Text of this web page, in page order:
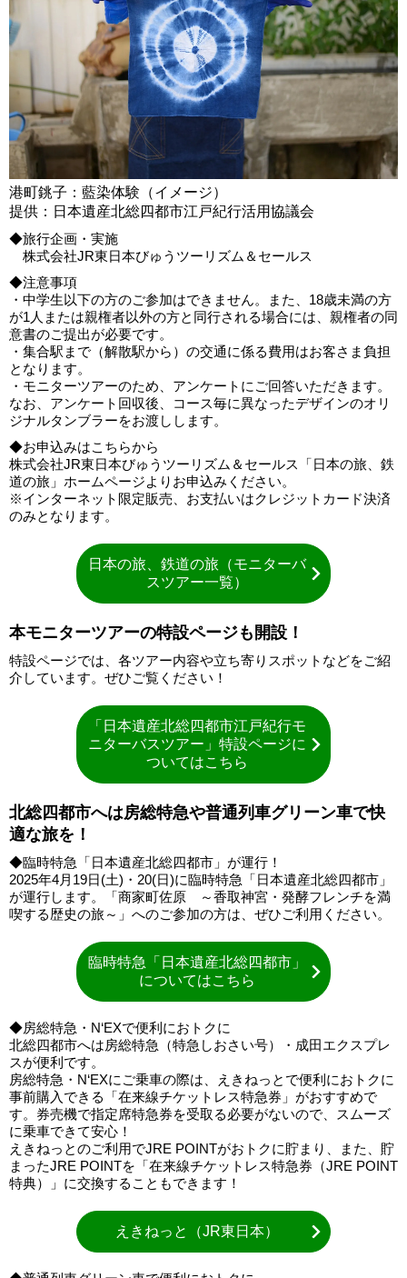
港町銚子：藍染体験（イメージ）
提供：日本遺産北総四都市江戸紀行活用協議会
◆旅行企画・実施
株式会社JR東日本びゅうツーリズム＆セールス
◆注意事項
・中学生以下の方のご参加はできません。また、18歳未満の方
が1人または親権者以外の方と同行される場合には、親権者の同
意書のご提出が必要です。
・集合駅まで（解散駅から）の交通に係る費用はお客さま負担
となります。
・モニターツアーのため、アンケートにご回答いただきます。
なお、アンケート回収後、コース毎に異なったデザインのオリ
ジナルタンブラーをお渡しします。
◆お申込みはこちらから
株式会社JR東日本びゅうツーリズム＆セールス「日本の旅、鉄
道の旅」ホームページよりお申込みください。
※インターネット限定販売、お支払いはクレジットカード決済
のみとなります。
日本の旅、鉄道の旅（モニターバ
スツアー一覧）
本モニターツアーの特設ページも開設！
特設ページでは、各ツアー内容や立ち寄りスポットなどをご紹
介しています。ぜひご覧ください！
「日本遺産北総四都市江戸紀行モ
ニターバスツアー」特設ページに
ついてはこちら
北総四都市へは房総特急や普通列車グリーン車で快
適な旅を！
◆臨時特急「日本遺産北総四都市」が運行！
2025年4月19日(土)・20(日)に臨時特急「日本遺産北総四都市」
が運行します。「商家町佐原 ～香取神宮・発酵フレンチを満
喫する歴史の旅～」へのご参加の方は、ぜひご利用ください。
臨時特急「日本遺産北総四都市」
についてはこちら
◆房総特急・N‘EXで便利におトクに
北総四都市へは房総特急（特急しおさい号）・成田エクスプレ
スが便利です。
房総特急・N‘EXにご乗車の際は、えきねっとで便利におトクに
事前購入できる「在来線チケットレス特急券」がおすすめで
す。券売機で指定席特急券を受取る必要がないので、スムーズ
に乗車できて安心！
えきねっとのご利用でJRE POINTがおトクに貯まり、また、貯
まったJRE POINTを「在来線チケットレス特急券（JRE POINT
特典）」に交換することもできます！
えきねっと（JR東日本）